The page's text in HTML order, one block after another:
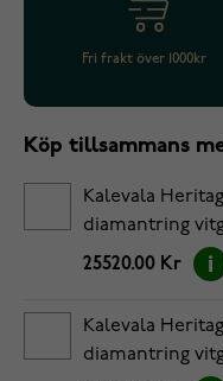
Fri frakt över 1000kr
Köp tillsammans
Kalevala
diamantring
25520.00 Kr
Kalevala
diamantring